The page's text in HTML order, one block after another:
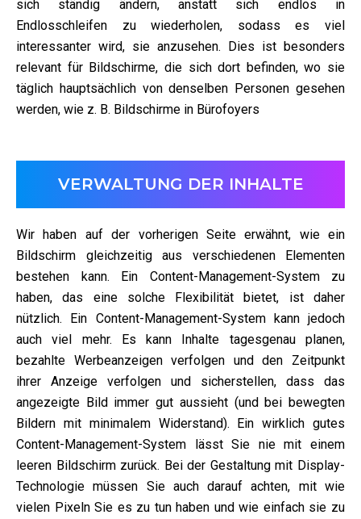
sich ständig ändern, anstatt sich endlos in
Endlosschleifen zu wiederholen, sodass es viel
interessanter wird, sie anzusehen. Dies ist besonders
relevant für Bildschirme, die sich dort befinden, wo sie
täglich hauptsächlich von denselben Personen gesehen
werden, wie z. B. Bildschirme in Bürofoyers
VERWALTUNG DER INHALTE
Wir haben auf der vorherigen Seite erwähnt, wie ein
Bildschirm gleichzeitig aus verschiedenen Elementen
bestehen kann. Ein Content-Management-System zu
haben, das eine solche Flexibilität bietet, ist daher
nützlich. Ein Content-Management-System kann jedoch
auch viel mehr. Es kann Inhalte tagesgenau planen,
bezahlte Werbeanzeigen verfolgen und den Zeitpunkt
ihrer Anzeige verfolgen und sicherstellen, dass das
angezeigte Bild immer gut aussieht (und bei bewegten
Bildern mit minimalem Widerstand). Ein wirklich gutes
Content-Management-System lässt Sie nie mit einem
leeren Bildschirm zurück. Bei der Gestaltung mit Display-
Technologie müssen Sie auch darauf achten, mit wie
vielen Pixeln Sie es zu tun haben und wie einfach sie zu